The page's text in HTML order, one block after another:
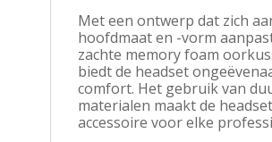
Met een ontwerp dat zich
hoofdmaat en -vorm
zachte memory foam
biedt de headset
comfort. Het gebruik van
materialen maakt de
accessoire voor elke